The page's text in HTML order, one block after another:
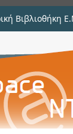
Βιβλιοθήκη